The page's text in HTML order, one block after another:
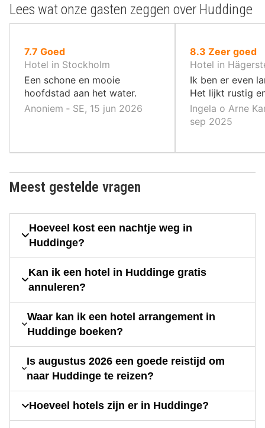
Lees wat onze gasten zeggen over Huddinge
7.7 uit
10
,
Goed
Hotel in Stockholm
Een schone en mooie
hoofdstad aan het water.
Anoniem ‐ SE, 15 jun 2026
8.3 uit
10
,
Zeer goed
Hotel in
Ik ben er even
Het lijkt rustig
Ingela o Arne
sep 2025
Meest gestelde vragen
Hoeveel kost een nachtje weg in
Huddinge?
Kan ik een hotel in Huddinge gratis
annuleren?
Waar kan ik een hotel arrangement in
Huddinge boeken?
Is augustus 2026 een goede reistijd om
naar Huddinge te reizen?
Hoeveel hotels zijn er in Huddinge?